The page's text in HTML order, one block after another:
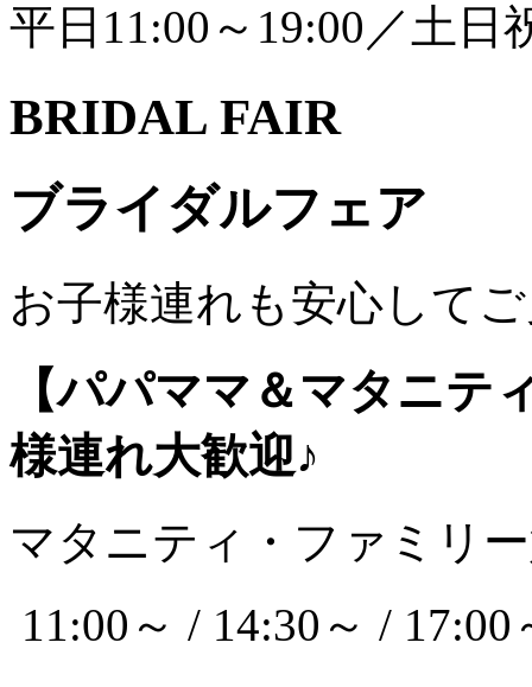
平日11:00～19:00／土日
BRIDAL FAIR
ブライダルフェア
お子様連れも安心して
【パパママ＆マタニテ
様連れ大歓迎♪
マタニティ・ファミリ
11:00～ / 14:30～ / 17:00